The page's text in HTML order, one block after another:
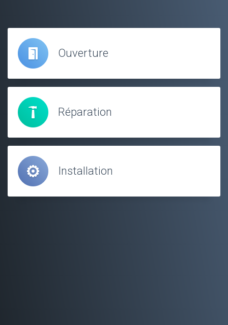
Ouverture
Réparation
Installation